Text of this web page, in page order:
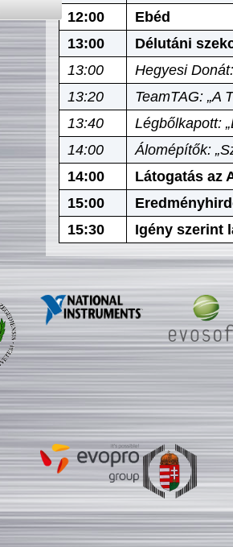
12:00
Ebéd
13:00
Délutáni
13:00
Hegyesi
13:20
TeamTAG: „A
13:40
Légbőlkapott:
14:00
Álomépítők:
14:00
Látogatás az
15:00
15:30
Igény szerint